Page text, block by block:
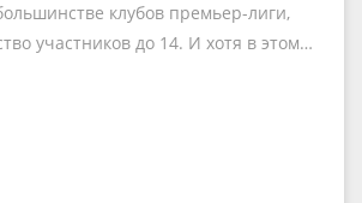
клубов премьер-лиги,
участников до 14. И хотя в этом…